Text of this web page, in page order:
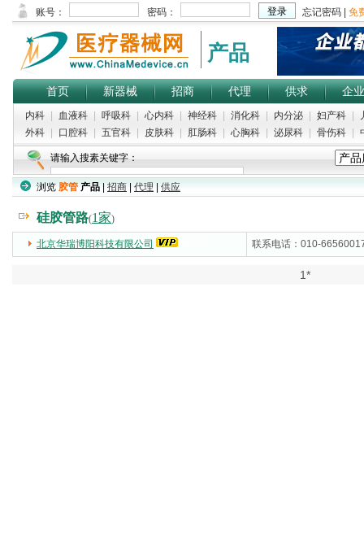
产品
首页 新器械 招商 代理 供求 企业
内科 血液科 呼吸科 心内科 神经科 消化科 内分泌 妇产科
外科
口腔科 五官科 皮肤科 肛肠科 心胸科 泌尿科 骨伤科
请输入搜素关键字：
浏览 胶管 产品 招商 代理 供应
硅胶管路(1家)
北京华瑞博阳科技有限公司 联系电话：010-
1*